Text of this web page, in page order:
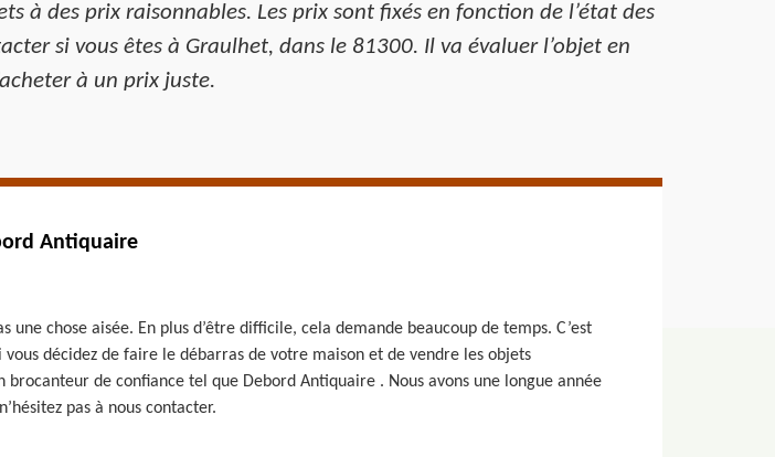
à des prix raisonnables. Les prix sont fixés en fonction de l’état des
si vous êtes à Graulhet, dans le 81300. Il va évaluer l’objet en
à un prix juste.
Antiquaire
chose aisée. En plus d’être difficile, cela demande beaucoup de temps. C’est
décidez de faire le débarras de votre maison et de vendre les objets
de confiance tel que Debord Antiquaire . Nous avons une longue année
pas à nous contacter.